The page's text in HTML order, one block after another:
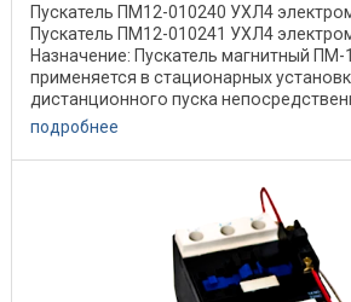
Пускатель ПМ12-010240 УХЛ4
Пускатель ПМ12-010241 УХЛ4
Назначение: Пускатель магнитный
применяется в стационарных
дистанционного пуска
к сети, ...
подробнее